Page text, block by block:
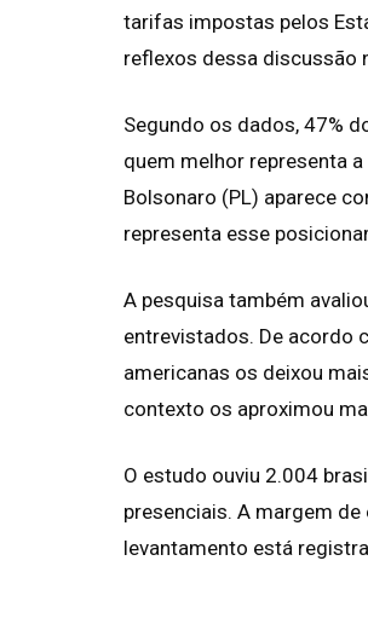
tarifas impostas pelos
reflexos dessa discussão
Segundo os dados, 47%
quem melhor representa
Bolsonaro (PL) aparece
representa esse
A pesquisa também
entrevistados. De acordo
americanas os deixou
contexto os aproximou
O estudo ouviu 2.004
presenciais. A margem
levantamento está